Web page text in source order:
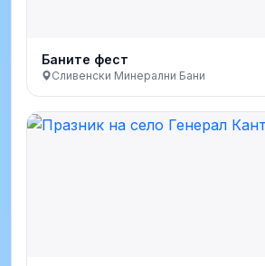
Баните фест
Сливенски Минерални Бани